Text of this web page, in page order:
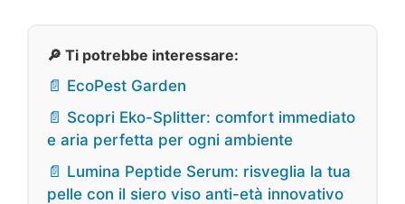
🔎 Ti potrebbe interessare:
📄 EcoPest Garden
📄 Scopri Eko-Splitter: comfort immediato
e aria perfetta per ogni ambiente
📄 Lumina Peptide Serum: risveglia la tua
pelle con il siero viso anti-età innovativo